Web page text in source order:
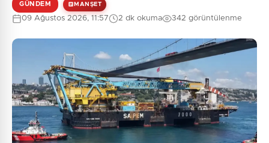
5 + 10 = ?
Gönder
GÜNDEM MANŞET
09 Ağustos 2026, 11:57 2 dk okuma 342 görüntülenme